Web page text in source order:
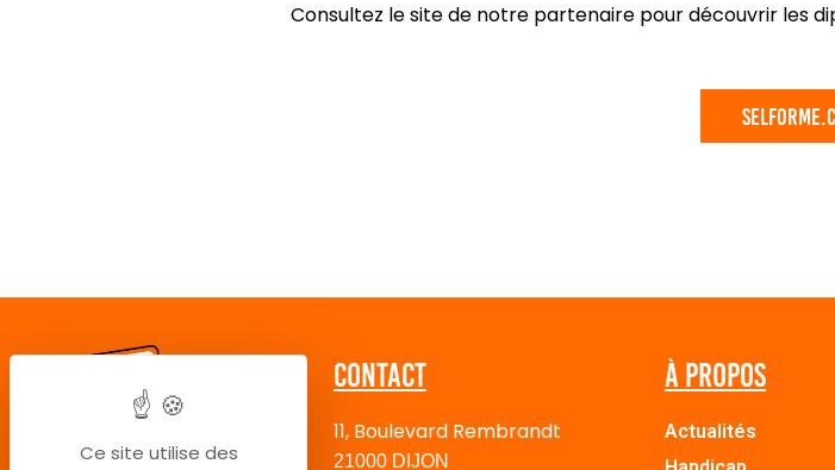
Consultez le site de notre partenaire pour découvrir les
Contact
11, Boulevard Rembrandt
21000 DIJON
À propos
Actualités
Ce site utilise des